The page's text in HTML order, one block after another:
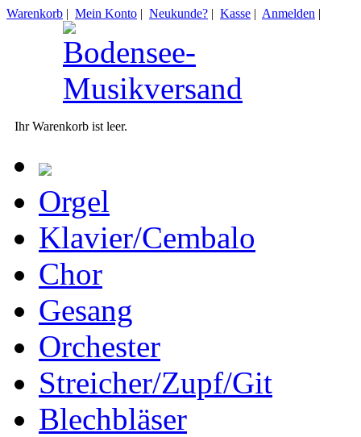
Warenkorb | Mein Konto | Neukunde? | Kasse | Anmelden |
Ihr Warenkorb ist leer.
Orgel
Klavier/Cembalo
Chor
Gesang
Orchester
Streicher/Zupf/Git
Blechbläser